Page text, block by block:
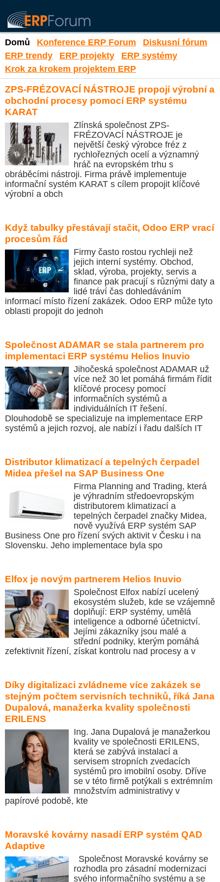
Domů Konference ERP Forum
Diskusní fórum
ERP trendy
ERP projekty
ERP systémy
Krok za krokem projektem ERP
ZPS-FRÉZOVACÍ NÁSTROJE propojí výrobní a
obchodní procesy pomocí ERP systému
KARAT
Zlínská společnost ZPS-
FRÉZOVACÍ NÁSTROJE je
největší český výrobce fréz z
rychlořezných ocelí a významný
hráč na evropském trhu s
obráběcími nástroji. Firma právě implementuje
informační systém KARAT s cílem propojit klíčové
výrobní a obch
Když tabulky přestávají stačit, Odoo ERP vrací
procesům řád
Firmy často rostou rychleji než
jejich interní systémy. Obchod,
sklad, výroba, projekty, servis a
finance pak pracují s různými daty a
lidé tráví čas dohledáváním
informací místo řízení zakázek. Odoo ERP může tyto
oblasti propojit do jednoh
Společnost ADAMAR se stala partnerem pro
implementaci ERP systému Helios Inuvio
Jihočeská společnost ADAMAR už
více než 30 let pomáhá firmám řídit
klíčové procesy pomocí
informačních systémů a
individuálních IT řešení.
Dlouhodobě se specializuje na implementace ERP
systémů a jejich rozvoj, ale nabízí i řadu dalších IT
Distributor klimatizací a tepelných čerpadel
Midea přešel na SAP Business One
Firma Planning and Trading, která
je výhradním středoevropským
distributorem klimatizací a
tepelných čerpadel značky Midea,
nově využívá ERP systém SAP
Business One pro řízení svých aktivit v Česku i na
Slovensku. Jeho implementace byla spo
Elfox je novým partnerem Helios Inuvio
Společnost Elfox nabízí ucelený
ekosystém služeb, kde se vzájemně
doplňují: ERP systémy, umělá
inteligence a odborné účetnictví.
Jejími zákazníky jsou malé a
střední podniky, kterým pomáhá
zefektivnit řízení, získat kontrolu nad procesy a v
Díky digitalizaci zvládneme více zakázek se
stejným počtem servisních techniků, říká Jana
Dupalová, manažerka kvality společnosti
ERILENS
Ing. Jana Dupalová je manažerkou
kvality ve společnosti ERILENS,
která se zabývá instalací a
servisem stropních zvedacích
systémů pro imobilní osoby. Dříve
se v této firmě potýkali s extrémním
množstvím administrativy v
papírové podobě, kte
Moravské kovárny nasadí ERP systém QAD
Adaptive
Společnost Moravské kovárny se
rozhodla pro zásadní modernizaci
svého informačního systému a se